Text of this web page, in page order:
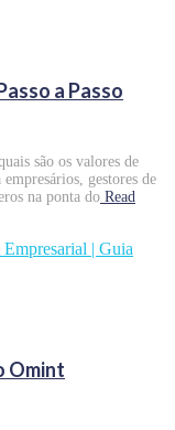
a Passo
são os valores de
gestores de
na ponta do Read
Omint